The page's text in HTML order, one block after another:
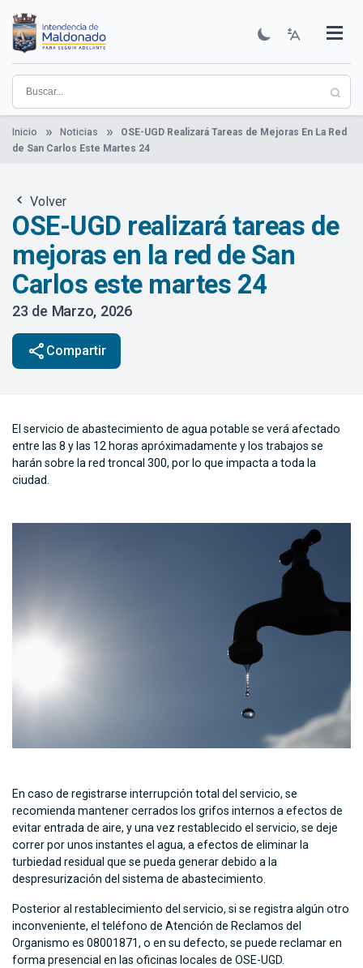
contenido
principal
Institucional
Municipios
Descubre Maldonado
Comunicación
Servicios
Guía De Trámites
Ver Noticias
Inicio Noticias
OSE-UGD Realizará Tareas de Mejoras En La Red
de San Carlos Este Martes 24
Volver
OSE-UGD realizará tareas de
mejoras en la red de San
Carlos este martes 24
23 de Marzo, 2026
share Compartir
El servicio de abastecimiento de agua potable se verá afectado
entre las 8 y las 12 horas apróximadamente y los trabajos se
harán sobre la red troncal 300, por lo que impacta a toda la
ciudad.
En caso de registrarse interrupción total del servicio, se
recomienda mantener cerrados los grifos internos a efectos de
evitar entrada de aire, y una vez restablecido el servicio, se deje
correr por unos instantes el agua, a efectos de eliminar la
turbiedad residual que se pueda generar debido a la
despresurización del sistema de abastecimiento.
Posterior al restablecimiento del servicio, si se registra algún otro
inconveniente, el teléfono de Atención de Reclamos del
Organismo es 08001871, o en su defecto, se puede reclamar en
forma presencial en las oficinas locales de OSE-UGD.